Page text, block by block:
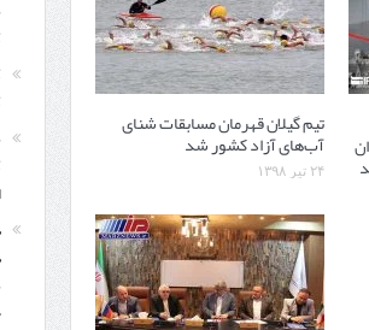
تیم گیلان قهرمان مسابقات شنای
آب‌های آزاد کشور شد
۲۴ تیر ۱۳۹۸